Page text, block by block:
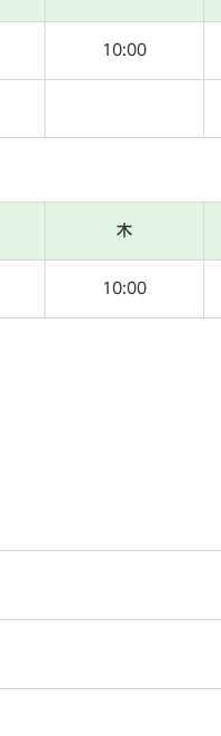
10:00
木
10:00